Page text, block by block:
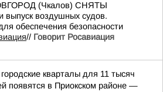
(Чкалов) СНЯТЫ
выпуск воздушных судов.
обеспечения безопасности
// Говорит Росавиация
кварталы для 11 тысяч
появятся в Приокском районе —